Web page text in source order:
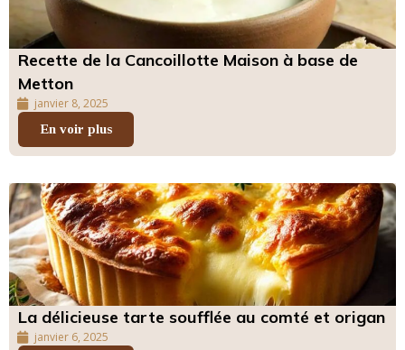
Recette de la Cancoillotte Maison à base de
Metton
janvier 8, 2025
En voir plus
La délicieuse tarte soufflée au comté et origan
janvier 6, 2025